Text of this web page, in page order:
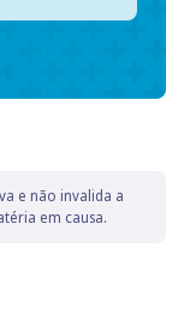
e não invalida a
em causa.